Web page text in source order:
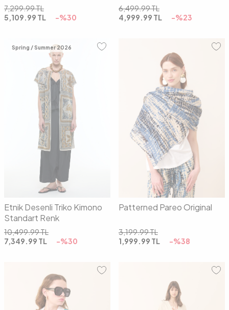
7,299.99TL
5,109.99 TL -%30
6,499.99TL
4,999.99 TL -%23
Spring / Summer 2026
01 02
Etnik Desenli Triko Kimono
Standart Renk
10,499.99TL
7,349.99 TL -%30
00
Patterned Pareo Original
3,199.99TL
1,999.99 TL -%38